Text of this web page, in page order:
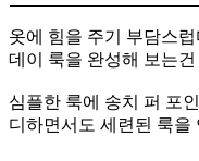
옷에 힘을 주기 부담스
데이 룩을 완성해 보는건
심플한 룩에 송치 퍼 포
디하면서도 세련된 룩을